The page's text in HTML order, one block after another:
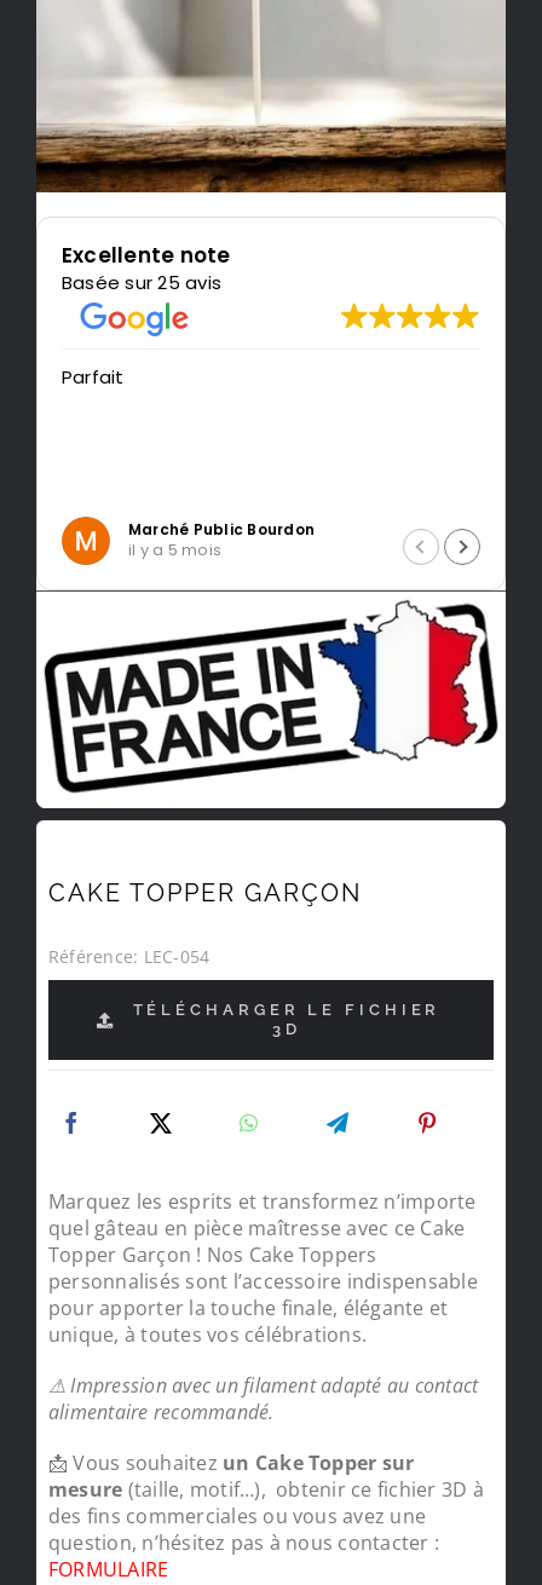
Excellente note
Basée sur 25 avis
Intragest Etude
il y a 5 mois
CAKE TOPPER GARÇON
Référence: LEC-054
TÉLÉCHARGER LE FICHIER
3D
Marquez les esprits et transformez n’importe
quel gâteau en pièce maîtresse avec ce Cake
Topper Garçon ! Nos Cake Toppers
personnalisés sont l’accessoire indispensable
pour apporter la touche finale, élégante et
unique, à toutes vos célébrations.
⚠ Impression avec un filament adapté au contact
alimentaire recommandé.
📩 Vous souhaitez un Cake Topper sur
mesure (taille, motif…), obtenir ce fichier 3D à
des fins commerciales ou vous avez une
question, n’hésitez pas à nous contacter :
FORMULAIRE